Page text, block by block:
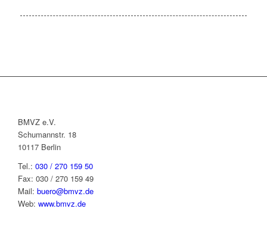
BMVZ e.V.
Schumannstr. 18
10117 Berlin
Tel.: 030 / 270 159 50
Fax: 030 / 270 159 49
Mail: buero@bmvz.de
Web: www.bmvz.de